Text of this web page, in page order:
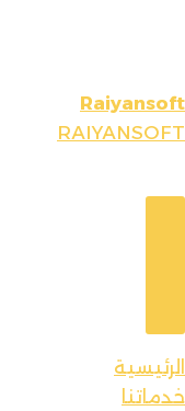
Raiyansoft
RAIYANSOFT
الرئيسية
خدماتنا